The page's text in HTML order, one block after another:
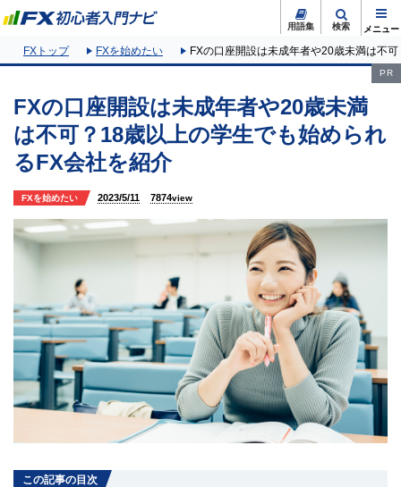
用語集 検索
FXトップ FXを始めたい FXの口座開設は未成年者や20歳未満は不
FXの口座開設は未成年者や20歳未満
は不可？18歳以上の学生でも始められ
るFX会社を紹介
FXを始めたい 2023/5/11 7874view
この記事の目次
PR